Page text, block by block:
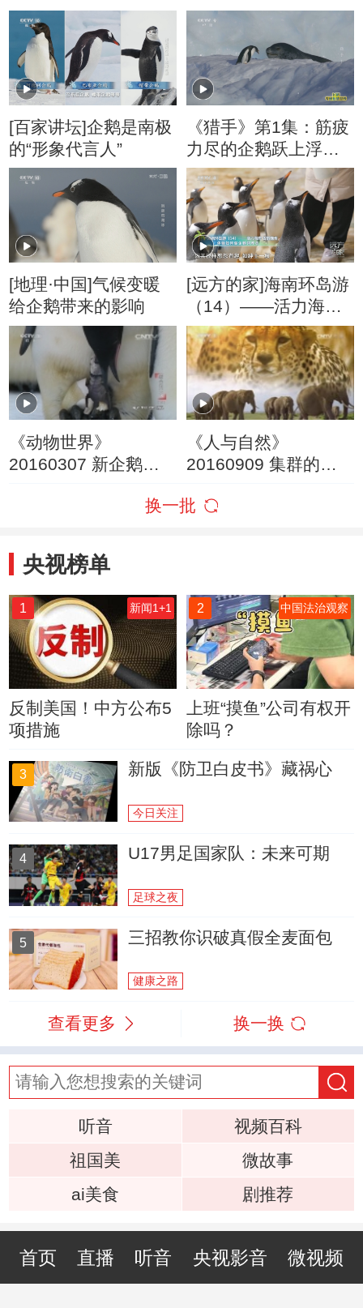
[百家讲坛]企鹅是南极
的“形象代言人”
《猎手》第1集：筋疲
力尽的企鹅跃上浮冰
与海豹展开最后“较量”
[地理·中国]气候变暖
给企鹅带来的影响
[远方的家]海南环岛游
（14）——活力海岸
古韵儋州 体验如何做
企鹅饲养员
《动物世界》
20160307 新企鹅帝
《人与自然》
20160909 集群的奥
换一批
央视榜单
1 新闻1+1
反制美国！中方公布5
项措施
2 中国法治观察
上班“摸鱼”公司有权开
除吗？
3 新版《防卫白皮书》藏祸心
今日关注
4 U17男足国家队：未来可期
足球之夜
5 三招教你识破真假全麦面包
健康之路
查看更多 换一换
听音
视频百科
祖国美
微故事
ai美食
剧推荐
首页 直播 听音 央视影音 微视频